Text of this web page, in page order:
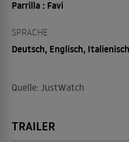
Parrilla : Favi
SPRACHE
Deutsch, Englisch,
Quelle: JustWatch
TRAILER